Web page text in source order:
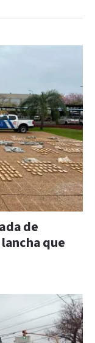
de
que